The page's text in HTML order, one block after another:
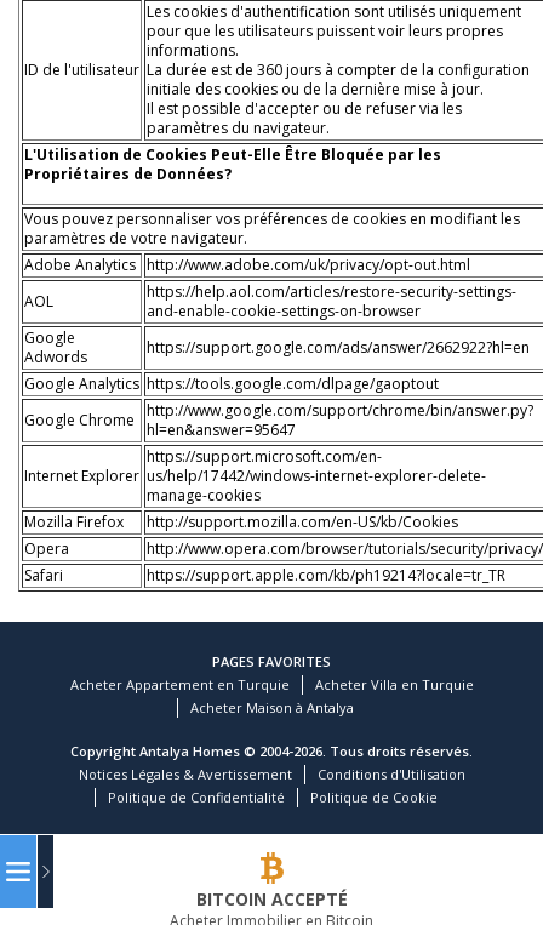
ID de l'utilisateur
Les cookies d'authentification sont utilisés uniquement
pour que les utilisateurs puissent voir leurs propres
informations.
La durée est de 360 jours à compter de la configuration
initiale des cookies ou de la dernière mise à jour.
Il est possible d'accepter ou de refuser via les
paramètres du navigateur.
L'Utilisation de Cookies Peut-Elle Être Bloquée par les
Propriétaires de Données?
Vous pouvez personnaliser vos préférences de cookies en modifiant les
paramètres de votre navigateur.
Adobe Analytics http://www.adobe.com/uk/privacy/opt-out.html
AOL
https://help.aol.com/articles/restore-security-settings-
and-enable-cookie-settings-on-browser
Google
Adwords
https://support.google.com/ads/answer/2662922?hl=en
Google Analytics https://tools.google.com/dlpage/gaoptout
Google Chrome
http://www.google.com/support/chrome/bin/answer.py?
hl=en&answer=95647
Internet Explorer
https://support.microsoft.com/en-
us/help/17442/windows-internet-explorer-delete-
manage-cookies
Mozilla Firefox
http://support.mozilla.com/en-US/kb/Cookies
Opera
http://www.opera.com/browser/tutorials/security/privacy/
Safari
https://support.apple.com/kb/ph19214?locale=tr_TR
PAGES FAVORITES
Acheter Appartement en Turquie
Acheter Villa en Turquie
Acheter Maison à Antalya
Copyright Antalya Homes © 2004-2026. Tous droits réservés.
Notices Légales & Avertissement
Conditions d'Utilisation
Politique de Confidentialité
Politique de Cookie
BITCOIN ACCEPTÉ
Acheter Immobilier en Bitcoin